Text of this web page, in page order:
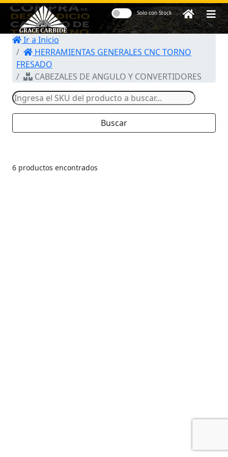
Herramientas y
Accesorios para
Centros de
Maquinado CNC
Solo con Stock
Ir a Inicio
HERRAMIENTAS GENERALES CNC TORNO
FRESADO
CABEZALES DE ANGULO Y CONVERTIDORES
Buscar
6 productos encontrados